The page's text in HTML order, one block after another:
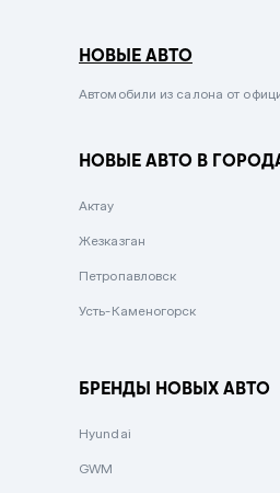
Сиреневый металлик
Вишневый
Зеленый металлик
НОВЫЕ АВТО
Автомобили из салона от
НОВЫЕ АВТО В
Актау
Жезказган
Петропавловск
Усть-Каменогорск
БРЕНДЫ НОВЫХ АВТО
Hyundai
GWM